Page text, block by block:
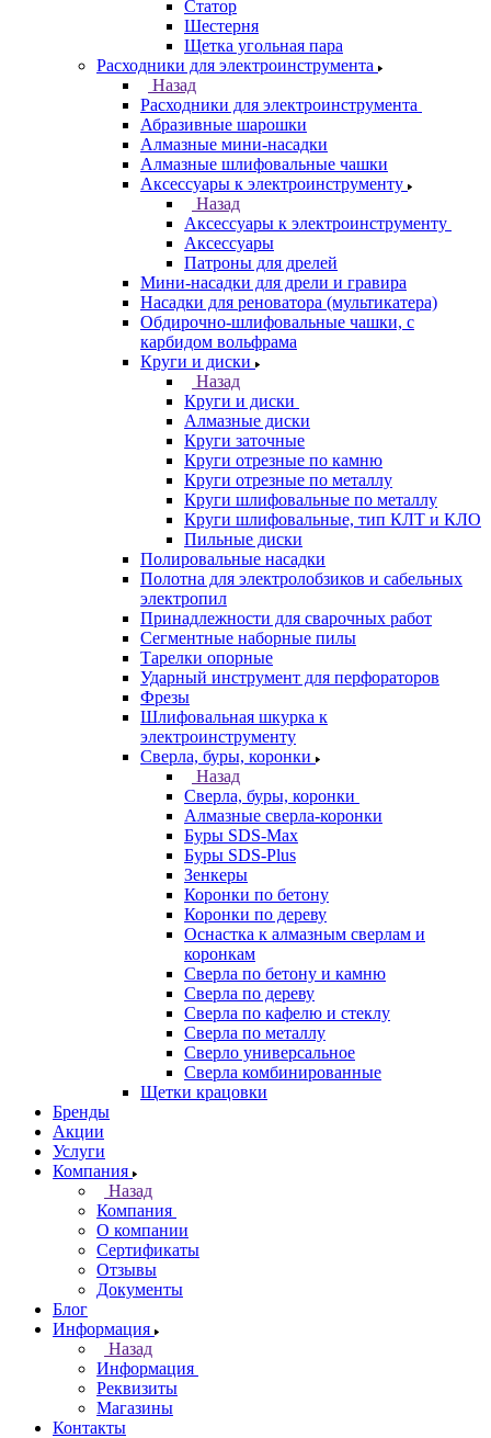
Статор
Шестерня
Щетка угольная пара
Расходники для электроинструмента
Назад
Расходники для электроинструмента
Абразивные шарошки
Алмазные мини-насадки
Алмазные шлифовальные чашки
Аксессуары к электроинструменту
Назад
Аксессуары к электроинструменту
Аксессуары
Патроны для дрелей
Мини-насадки для дрели и гравира
Насадки для реноватора (мультикатера)
Обдирочно-шлифовальные чашки, с
карбидом вольфрама
Круги и диски
Назад
Круги и диски
Алмазные диски
Круги заточные
Круги отрезные по камню
Круги отрезные по металлу
Круги шлифовальные по металлу
Круги шлифовальные, тип КЛТ и КЛО
Пильные диски
Полировальные насадки
Полотна для электролобзиков и сабельных
электропил
Принадлежности для сварочных работ
Сегментные наборные пилы
Тарелки опорные
Ударный инструмент для перфораторов
Фрезы
Шлифовальная шкурка к
электроинструменту
Сверла, буры, коронки
Назад
Сверла, буры, коронки
Алмазные сверла-коронки
Буры SDS-Max
Буры SDS-Plus
Зенкеры
Коронки по бетону
Коронки по дереву
Оснастка к алмазным сверлам и
коронкам
Сверла по бетону и камню
Сверла по дереву
Сверла по кафелю и стеклу
Сверла по металлу
Сверло универсальное
Сверла комбинированные
Щетки крацовки
Бренды
Акции
Услуги
Компания
Назад
Компания
О компании
Сертификаты
Отзывы
Документы
Блог
Информация
Назад
Информация
Реквизиты
Магазины
Контакты